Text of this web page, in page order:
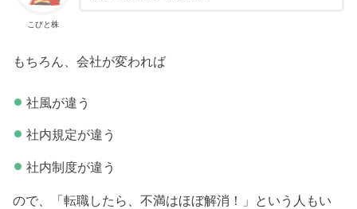
こびと株
もちろん、会社が変われば
社風が違う
社内規定が違う
社内制度が違う
ので、「転職したら、不満はほぼ解消！」という人もい